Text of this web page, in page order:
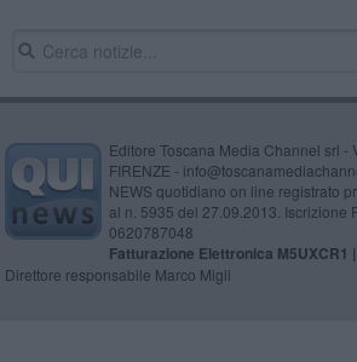
Editore Toscana Media Channel srl -
FIRENZE -
NEWS quotidiano on line registrato
al n. 5935 del 27.09.2013. Iscrizione
0620787048
Fatturazione Elettronica M5UXCR1 |
Direttore responsabile Marco Migli